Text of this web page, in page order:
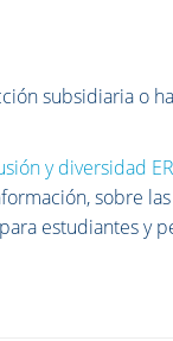
subsidiaria o
y diversidad
sobre
estudiantes y